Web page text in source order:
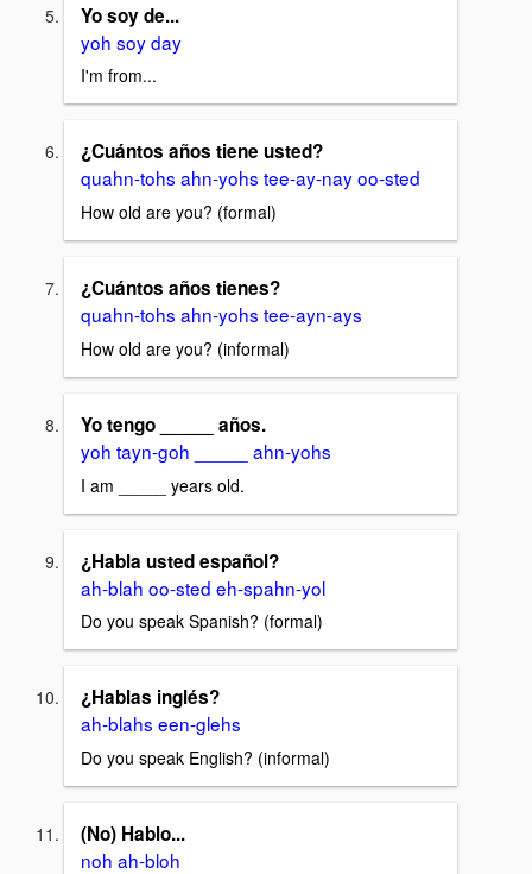
Yo soy de...
yoh soy day
I'm from...
¿Cuántos años tiene usted?
quahn-tohs ahn-yohs tee-ay-nay oo-sted
How old are you? (formal)
¿Cuántos años tienes?
quahn-tohs ahn-yohs tee-ayn-ays
How old are you? (informal)
Yo tengo _____ años.
yoh tayn-goh _____ ahn-yohs
I am _____ years old.
¿Habla usted español?
ah-blah oo-sted eh-spahn-yol
Do you speak Spanish? (formal)
¿Hablas inglés?
ah-blahs een-glehs
Do you speak English? (informal)
(No) Hablo...
noh ah-bloh